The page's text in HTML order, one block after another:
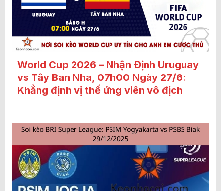
World Cup 2026 – Nhận Định Uruguay
vs Tây Ban Nha, 07h00 Ngày 27/6:
Khẳng định vị thế ứng viên vô địch